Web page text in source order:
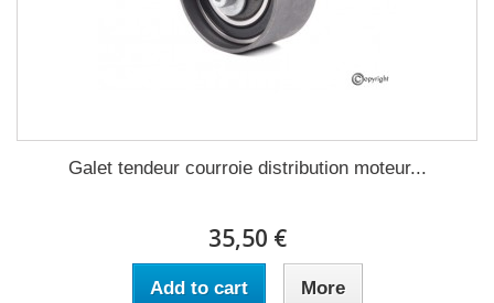
Galet tendeur courroie distribution moteur...
35,50 €
Add to cart More